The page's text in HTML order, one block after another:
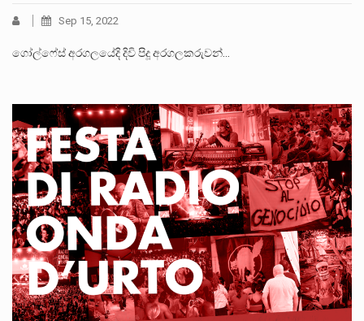
Sep 15, 2022
ගෝල්ෆේස් අරගලයේදි දිවි පිදූ අරගලකරුවන්…